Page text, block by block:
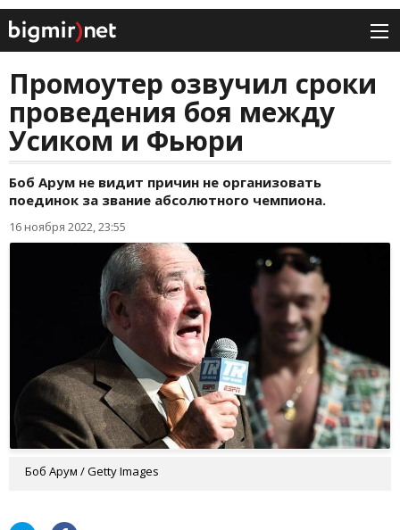
Промоутер озвучил сроки
проведения боя между
Усиком и Фьюри
Боб Арум не видит причин не организовать
поединок за звание абсолютного чемпиона.
16 ноября 2022, 23:55
Боб Арум / Getty Images